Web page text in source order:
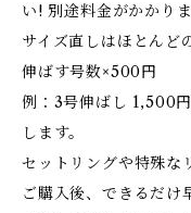
い! 別途料金がかかり
サイズ直しはほとん
伸ばす号数×500円
例：3号伸ばし 1,500
します。
セットリングや特殊な
ご購入後、できるだけ